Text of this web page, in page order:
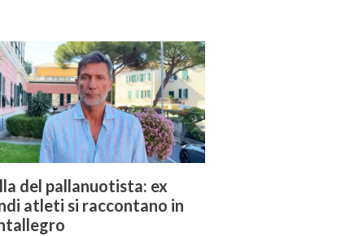
del pallanuotista: ex
atleti si raccontano in